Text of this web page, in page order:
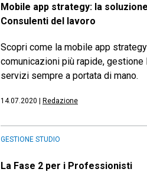
Mobile app strategy: la
Consulenti del lavoro
Scopri come la mobile app
comunicazioni più rapide, gestione
servizi sempre a portata di mano.
14.07.2020 Redazione
GESTIONE STUDIO
La Fase 2 per i Professionisti